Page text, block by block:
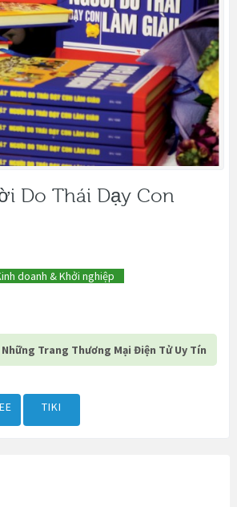
Do Thái Dạy Con
doanh & Khởi nghiệp
Những Trang Thương Mại Điện Tử Uy Tín
TIKI